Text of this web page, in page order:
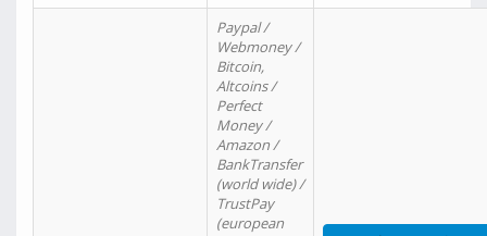
Paypal /
Webmoney /
Bitcoin,
Altcoins /
Perfect
Money /
Amazon /
BankTransfer
(world wide) /
TrustPay
(european